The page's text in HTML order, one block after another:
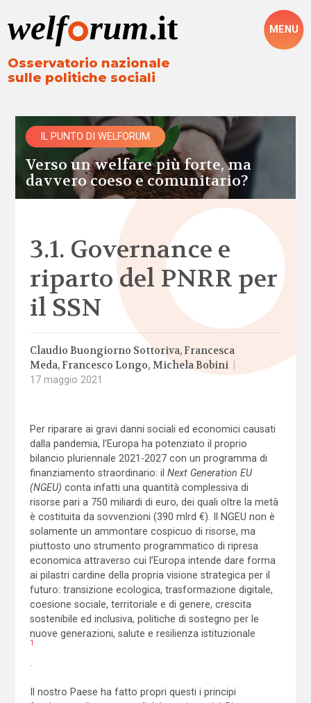
Osservatorio nazionale
sulle politiche sociali
MENU
IL PUNTO DI WELFORUM
Verso un welfare più forte, ma
davvero coeso e comunitario?
3.1. Governance e
riparto del PNRR per
il SSN
Claudio Buongiorno Sottoriva Francesca
Meda Francesco Longo Michela Bobini
17 maggio 2021
Per riparare ai gravi danni sociali ed economici causati
dalla pandemia, l’Europa ha potenziato il proprio
bilancio pluriennale 2021-2027 con un programma di
finanziamento straordinario: il Next Generation EU
(NGEU) conta infatti una quantità complessiva di
risorse pari a 750 miliardi di euro, dei quali oltre la metà
è costituita da sovvenzioni (390 mlrd €). Il NGEU non è
solamente un ammontare cospicuo di risorse, ma
piuttosto uno strumento programmatico di ripresa
economica attraverso cui l’Europa intende dare forma
ai pilastri cardine della propria visione strategica per il
futuro: transizione ecologica, trasformazione digitale,
coesione sociale, territoriale e di genere, crescita
sostenibile ed inclusiva, politiche di sostegno per le
nuove generazioni, salute e resilienza istituzionale
1
Il nostro Paese ha fatto propri questi i principi